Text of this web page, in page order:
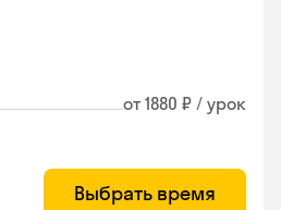
от 1880 ₽ / урок
Выбрать время